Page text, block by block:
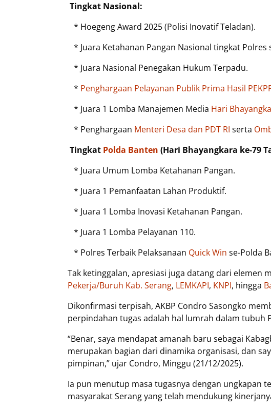
Tingkat Nasional:
* Hoegeng Award 2025 (Polisi Inovatif Teladan).
* Juara Ketahanan Pangan Nasional tingkat Polres
* Juara Nasional Penegakan Hukum Terpadu.
* Penghargaan Pelayanan Publik Prima Hasil
* Juara 1 Lomba Manajemen Media Hari
* Penghargaan Menteri Desa dan PDT RI serta
Tingkat Polda Banten (Hari Bhayangkara ke-79
* Juara Umum Lomba Ketahanan Pangan.
* Juara 1 Pemanfaatan Lahan Produktif.
* Juara 1 Lomba Inovasi Ketahanan Pangan.
* Juara 1 Lomba Pelayanan 110.
* Polres Terbaik Pelaksanaan Quick Win se-Polda
Tak ketinggalan, apresiasi juga datang dari elemen
Pekerja/Buruh Kab. Serang, LEMKAPI, KNPI, hingga
Dikonfirmasi terpisah, AKBP Condro Sasongko
perpindahan tugas adalah hal lumrah dalam tubuh
“Benar, saya mendapat amanah baru sebagai
merupakan bagian dari dinamika organisasi, dan
pimpinan,” ujar Condro, Minggu (21/12/2025).
Ia pun menutup masa tugasnya dengan ungkapan
masyarakat Serang yang telah mendukung